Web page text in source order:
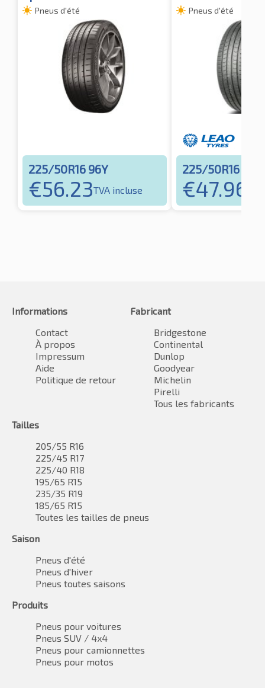
Pneus d'été
225/50R16 96Y
€56.23TVA incluse
Pneus d'été
225/50R16 92V
€47.96
Informations
Contact
À propos
Impressum
Aide
Politique de retour
Fabricant
Bridgestone
Continental
Dunlop
Goodyear
Michelin
Pirelli
Tous les fabricants
Tailles
205/55 R16
225/45 R17
225/40 R18
195/65 R15
235/35 R19
185/65 R15
Toutes les tailles de pneus
Saison
Pneus d'été
Pneus d'hiver
Pneus toutes saisons
Produits
Pneus pour voitures
Pneus SUV / 4x4
Pneus pour camionnettes
Pneus pour motos